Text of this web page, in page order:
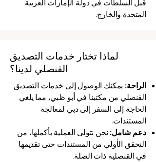
قبل السلطات في دولة الإمارات العربية
المتحدة والخارج.
لماذا تختار خدمات التصديق
القنصلي لدينا؟
الراحة: يمكنك الوصول إلى خدمات التصديق
القنصلي من مكتبنا في أبو ظبي، مما يلغي
الحاجة إلى السفر إلى دبي لمعالجة
المستندات.
دعم شامل: نحن نتولى العملية بأكملها، من
التحقق الأولي من المستندات حتى تقديمها
في القنصلية ذات الصلة.